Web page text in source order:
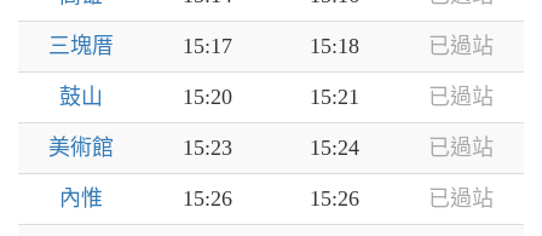
三塊厝 15:17 15:18 已過站
鼓山 15:20 15:21 已過站
美術館 15:23 15:24 已過站
內惟 15:26 15:26 已過站